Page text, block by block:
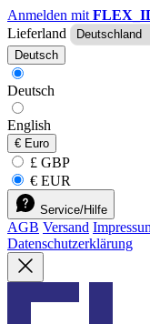
Anmelden mit
Lieferland
Deutsch
Deutsch
English
€ Euro
£ GBP
€ EUR
Service/Hilfe
AGB Versand
Datenschutzerklärung